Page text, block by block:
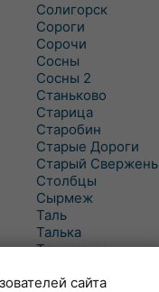
Солигорск
Сороги
Сорочи
Сосны
Сосны 2
Станьково
Старица
Старобин
Старые Дороги
Старый Свержень
Столбцы
Сырмеж
Таль
Талька
Танежицы
Турец-Бояры
сайта